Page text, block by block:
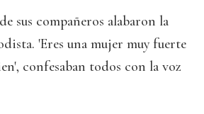
sus compañeros alabaron la
'Eres una mujer muy fuerte
confesaban todos con la voz